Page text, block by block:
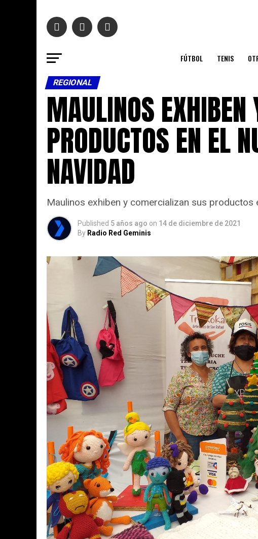
FÚTBOL TENIS
REGIONAL
MAULINOS
PRODUCTOS EN EL
NAVIDAD
Maulinos exhiben y comercializan sus productos
Published 5 años ago on 14 de diciembre de 2021
By Radio Red Geminis